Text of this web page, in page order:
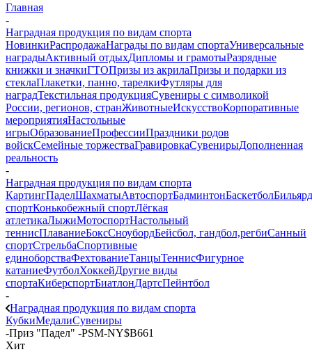
Главная
-
Наградная продукция по видам спорта
НовинкиРаспродажаНаграды по видам спортаУниверсальные
наградыАктивный отдыхДипломы и грамотыРазрядные
книжки и значкиГТОПризы из акрилаПризы и подарки из
стеклаПлакетки, панно, тарелкиФутляры для
наградТекстильная продукцияСувениры с символикой
России, регионов, странЖивотныеИскусствоКорпоративные
мероприятияНастольные
игрыОбразованиеПрофессииПраздники родов
войскСемейные торжестваГравировкаСувенирыДополненная
реальность
-
Наградная продукция по видам спорта
КартингПаделШахматыАвтоспортБадминтонБаскетболБильярд
спортКонькобежный спортЛёгкая
атлетикаЛыжиМотоспортНастольный
теннисПлаваниеБоксСноубордБейсбол, гандбол,регбиСанный
спортСтрельбаСпортивные
единоборстваФехтованиеТанцыТеннисФигурное
катаниеФутболХоккейДругие виды
спортаКиберспортБиатлонДартсПейнтбол
-
Наградная продукция по видам спорта
КубкиМедалиСувениры
-Приз "Падел" -PSM-NY$B661
Хит